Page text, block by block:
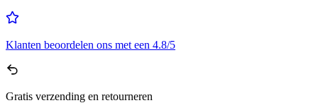
Klanten beoordelen ons met een 4.8/5
Gratis verzending en retourneren